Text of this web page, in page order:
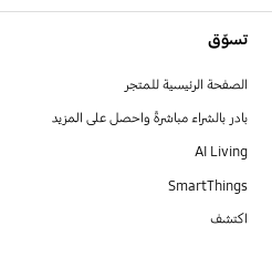
تسوّق
الصفحة الرئيسية للمتجر
بادر بالشراء مباشرةً واحصل على المزيد
AI Living
SmartThings
اكتشف